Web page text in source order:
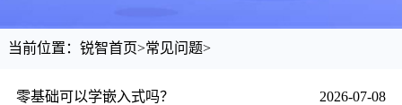
当前位置： 锐智首页>常见问题>
零基础可以学嵌入式吗？ 2026-07-08